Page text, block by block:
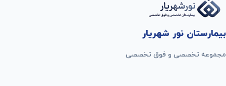
بیمارستان نور شهریار
مجموعه تخصصی و فوق تخصصی